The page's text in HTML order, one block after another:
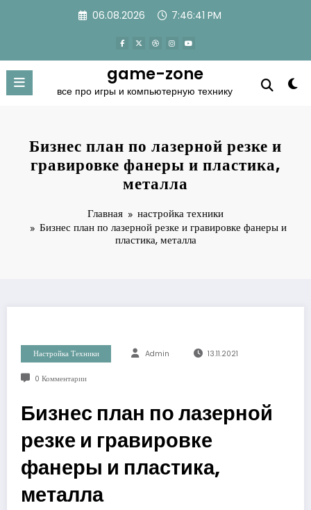
06.08.2026 7:46:43 PM
game-zone
все про игры и компьютерную технику
Бизнес план по лазерной резке и
гравировке фанеры и пластика,
металла
Главная
настройка техники
Бизнес план по лазерной резке и гравировке фанеры и
пластика, металла
Настройка Техники Admin 13.11.2021
0 Комментарии
Бизнес план по лазерной
резке и гравировке
фанеры и пластика,
металла